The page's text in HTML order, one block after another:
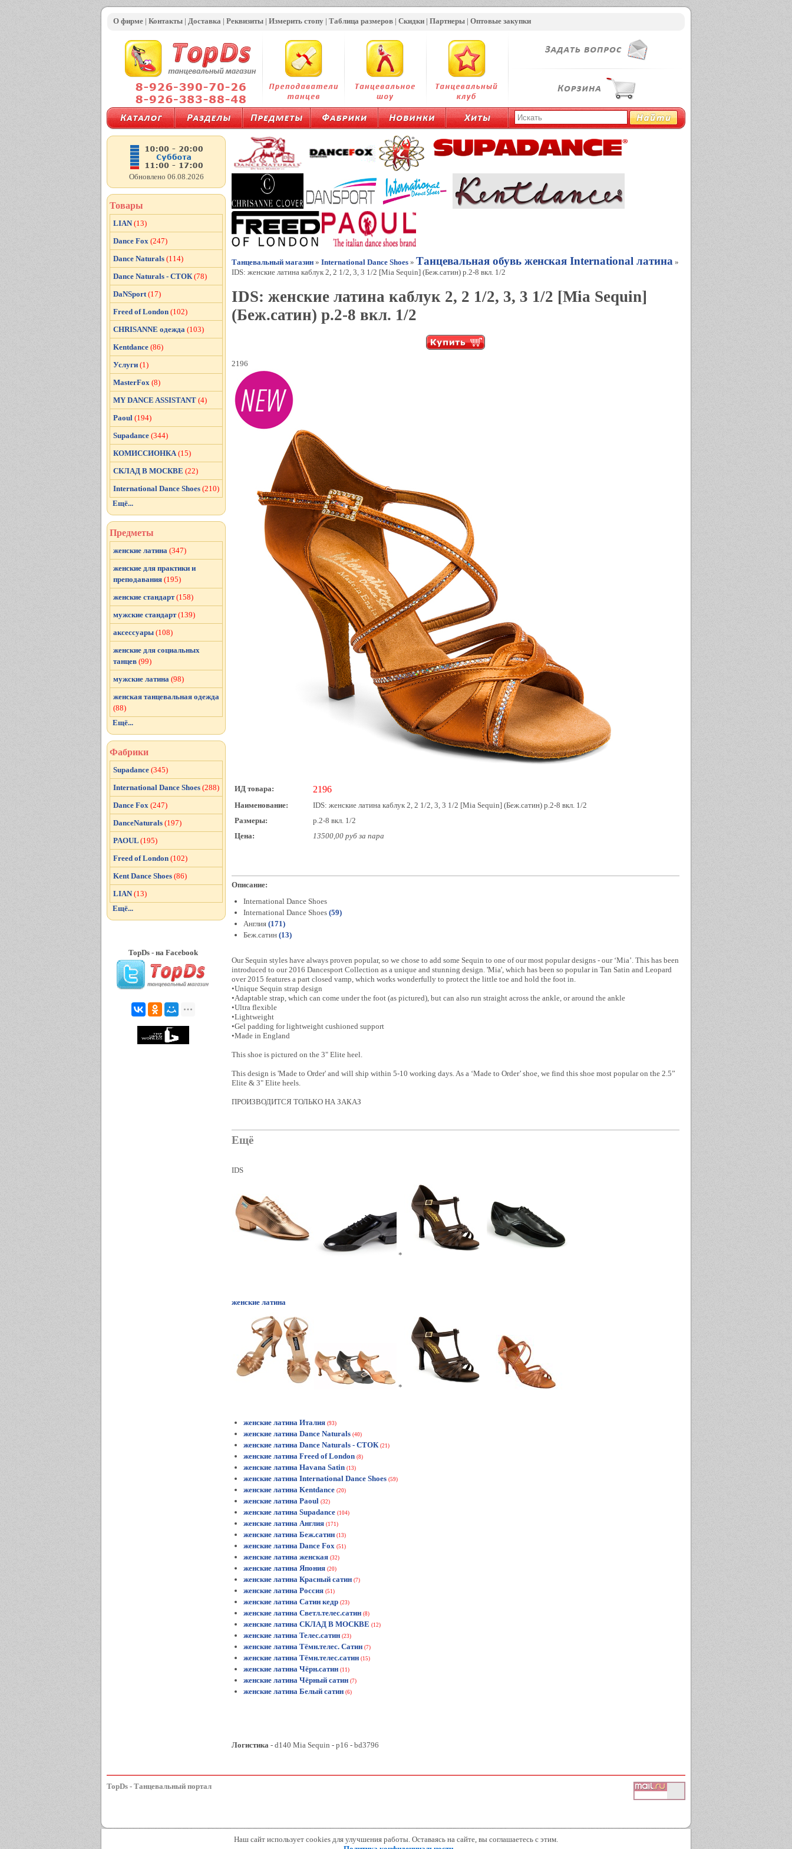
О фирме | Контакты | Доставка | Реквизиты | Измерить стопу | Таблица размеров | Скидки | Партнеры | Оптовые закупки
Танцевальный магазин » International Dance Shoes » Танцевальная обувь женская International латина »
IDS: женские латина каблук 2, 2 1/2, 3, 3 1/2 [Mia Sequin] (Беж.сатин) р.2-8 вкл. 1/2
IDS: женские латина каблук 2, 2 1/2, 3, 3 1/2 [Mia Sequin]
(Беж.сатин) р.2-8 вкл. 1/2
2196
ИД товара: 2196
Наименование:
IDS: женские латина каблук 2, 2 1/2, 3, 3 1/2 [Mia Sequin] (Беж.сатин) р.2-8 вкл. 1/2
Размеры:
р.2-8 вкл. 1/2
Цена:
13500,00 руб за пара
Описание:
International Dance Shoes
International Dance Shoes (59)
Англия (171)
Беж.сатин (13)
Our Sequin styles have always proven popular, so we chose to add some Sequin to one of our most popular designs - our ‘Mia’. This has been
introduced to our 2016 Dancesport Collection as a unique and stunning design. 'Mia', which has been so popular in Tan Satin and Leopard
over 2015 features a part closed vamp, which works wonderfully to protect the little toe and hold the foot in.
•Unique Sequin strap design
•Adaptable strap, which can come under the foot (as pictured), but can also run straight across the ankle, or around the ankle
•Ultra flexible
•Lightweight
•Gel padding for lightweight cushioned support
•Made in England
This shoe is pictured on the 3" Elite heel.
This design is 'Made to Order' and will ship within 5-10 working days. As a ‘Made to Order’ shoe, we find this shoe most popular on the 2.5”
Elite & 3" Elite heels.
ПРОИЗВОДИТСЯ ТОЛЬКО НА ЗАКАЗ
Ещё
IDS
*
женские латина
*
женские латина Италия (93)
женские латина Dance Naturals (40)
женские латина Dance Naturals - СТОК (21)
женские латина Freed of London (8)
женские латина Havana Satin (13)
женские латина International Dance Shoes (59)
женские латина Kentdance (20)
женские латина Paoul (32)
женские латина Supadance (104)
женские латина Англия (171)
женские латина Беж.сатин (13)
женские латина Dance Fox (51)
женские латина женская (32)
женские латина Япония (20)
женские латина Красный сатин (7)
женские латина Россия (51)
женские латина Сатин кедр (23)
женские латина Светл.телес.сатин (8)
женские латина СКЛАД В МОСКВЕ (12)
женские латина Телес.сатин (23)
женские латина Тёмн.телес. Сатин (7)
женские латина Тёмн.телес.сатин (15)
женские латина Чёрн.сатин (11)
женские латина Чёрный сатин (7)
женские латина Белый сатин (6)
Логистика - d140 Mia Sequin - р16 - bd3796
Обновлено 06.08.2026
Товары
LIAN (13)
Dance Fox (247)
Dance Naturals (114)
Dance Naturals - СТОК (78)
DaNSport (17)
Freed of London (102)
CHRISANNE одежда (103)
Kentdance (86)
Услуги (1)
MasterFox (8)
MY DANCE ASSISTANT (4)
Paoul (194)
Supadance (344)
КОМИССИОНКА (15)
СКЛАД В МОСКВЕ (22)
International Dance Shoes (210)
Ещё...
Предметы
женские латина (347)
женские для практики и
преподавания (195)
женские стандарт (158)
мужские стандарт (139)
аксессуары (108)
женские для социальных
танцев (99)
мужские латина (98)
женская танцевальная одежда
(88)
Ещё...
Фабрики
Supadance (345)
International Dance Shoes (288)
Dance Fox (247)
DanceNaturals (197)
PAOUL (195)
Freed of London (102)
Kent Dance Shoes (86)
LIAN (13)
Ещё...
TopDs - на Facebook
TopDs - Танцевальный портал
Наш сайт использует cookies для улучшения работы. Оставаясь на сайте, вы соглашаетесь с этим.